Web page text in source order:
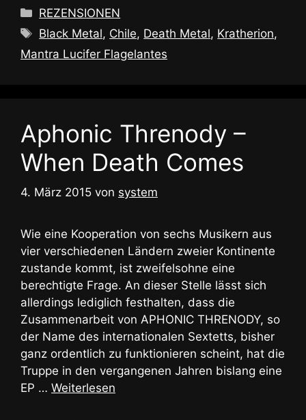
Kategorien
REZENSIONEN
Schlagwörter
Black Metal, Chile, Death Metal, Kratherion,
Mantra Lucifer Flagelantes
Aphonic Threnody –
When Death Comes
4. März 2015 von system
Wie eine Kooperation von sechs Musikern aus
vier verschiedenen Ländern zweier Kontinente
zustande kommt, ist zweifelsohne eine
berechtigte Frage. An dieser Stelle lässt sich
allerdings lediglich festhalten, dass die
Zusammenarbeit von APHONIC THRENODY, so
der Name des internationalen Sextetts, bisher
ganz ordentlich zu funktionieren scheint, hat die
Truppe in den vergangenen Jahren bislang eine
EP … Weiterlesen